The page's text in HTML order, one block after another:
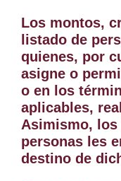
Los montos,
listado de
quienes, por
asigne o
o en los
aplicables,
Asimismo,
personas les
destino de